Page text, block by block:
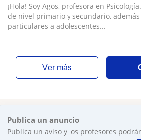
¡Hola! Soy Agos, profesora en
de nivel primario y secundario, además
particulares a adolescentes...
ver más
Publica un anuncio
Publica un aviso y los profesores